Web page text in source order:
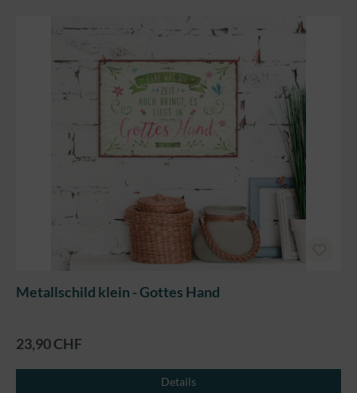
Metallschild klein - Gottes Hand
23,90 CHF
Details